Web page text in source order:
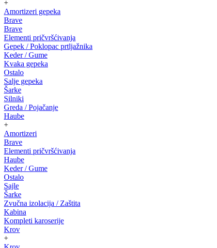
+
Amortizeri gepeka
Brave
Brave
Elementi pričvršćivanja
Gepek / Poklopac prtljažnika
Keder / Gume
Kvaka gepeka
Ostalo
Salje gepeka
Šarke
Silniki
Greda / Pojačanje
Haube
+
Amortizeri
Brave
Elementi pričvršćivanja
Haube
Keder / Gume
Ostalo
Sajle
Šarke
Zvučna izolacija / Zaštita
Kabina
Kompleti karoserije
Krov
+